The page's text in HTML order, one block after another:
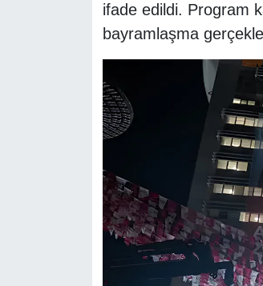
ifade edildi. Program
bayramlaşma